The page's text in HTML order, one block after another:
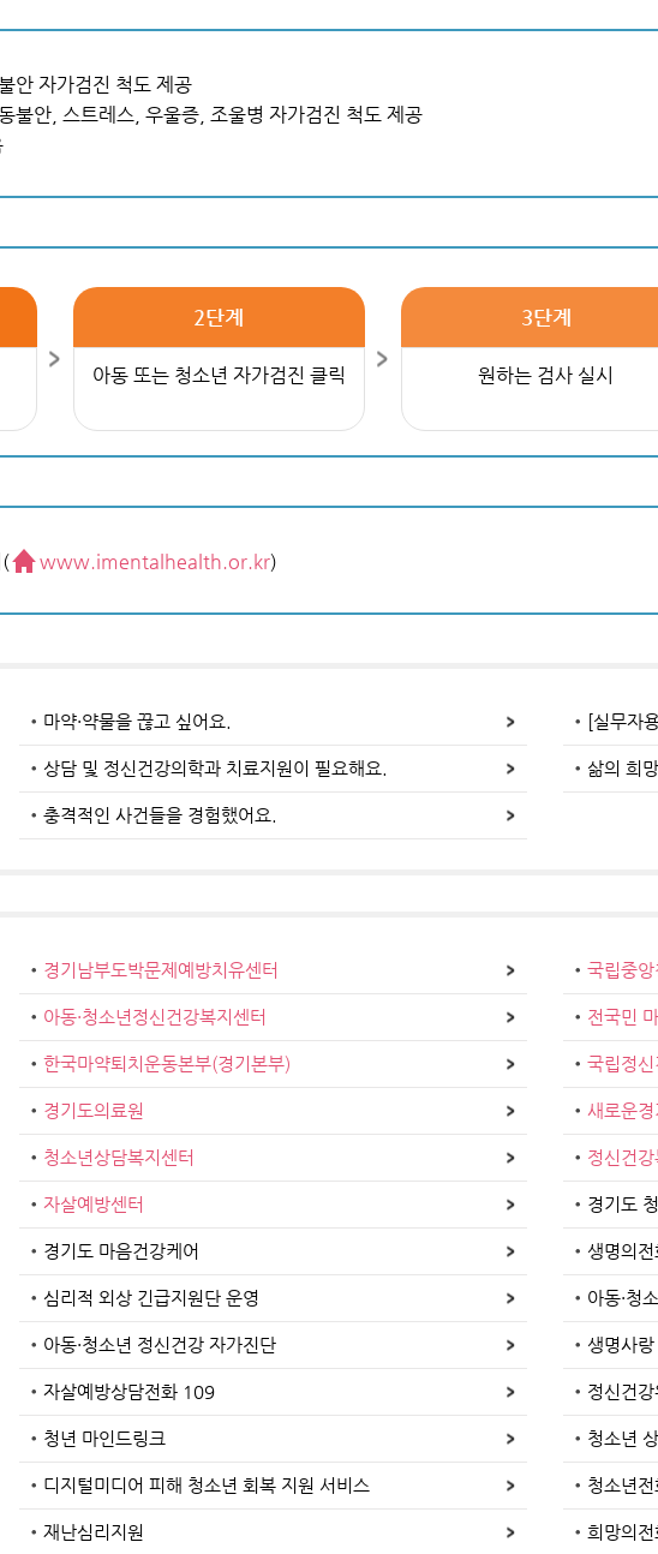
안 자가검진 척도 제공
불안, 스트레스, 우울증, 조울병 자가검진 척도 제공
2단계
아동 또는 청소년 자가검진 클릭
3단계
원하는 검사 실시
( www.imentalhealth.or.kr)
마약·약물을 끊고 싶어요. [실무자
상담 및 정신건강의학과 치료지원이 필요해요. 삶의 희
충격적인 사건들을 경험했어요.
경기남부도박문제예방치유센터 국립중앙
아동·청소년정신건강복지센터 전국민
한국마약퇴치운동본부(경기본부) 국립정신
경기도의료원 새로운경
청소년상담복지센터 정신건강
자살예방센터 경기도
경기도 마음건강케어 생명의
심리적 외상 긴급지원단 운영 아동·청
아동·청소년 정신건강 자가진단 생명사
자살예방상담전화 109 정신건
청년 마인드링크 청소년
디지털미디어 피해 청소년 회복 지원 서비스 청소년
재난심리지원 희망의